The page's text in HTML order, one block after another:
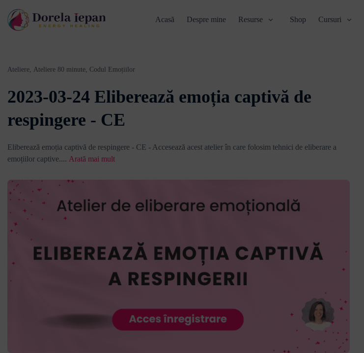
Acasă Despre mine Resurse Shop Cursuri
Ateliere, Ateliere 80 minute, Codul Emoțiilor
2023-03-24 Eliberează emoția captivă de
respingere - CE
Eliberează emoția captivă de respingere - CE - Accesează acest atelier în care folosim tehnici de eliberare a
emoțiilor captive.... Arată mai mult